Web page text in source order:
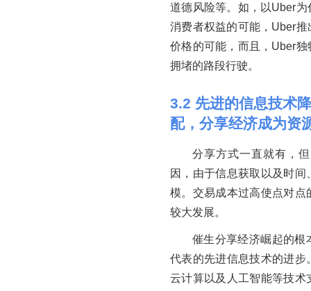
道德风险等。如，以Uber
消费者权益的可能，Uber
价格的可能，而且，Uber
拥堵的路段行驶。
3.2 先进的信息技术
配，分享经济成为资
分享方式一直就有，
因，由于信息获取以及时
模。交易成本过高使点对
较大发展。
催生分享经济崛起的根
代表的先进信息技术的进
云计算以及人工智能等技